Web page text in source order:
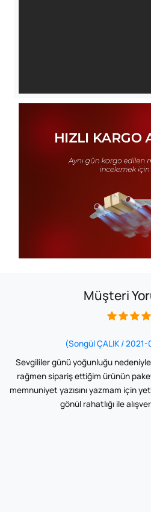
Müşteri
(Songül ÇALIK / 2021-
Sevgililer günü yoğunluğu
rağmen sipariş ettiğim ürünün
memnuniyet yazısını yazmam için
gönül rahatlığı ile